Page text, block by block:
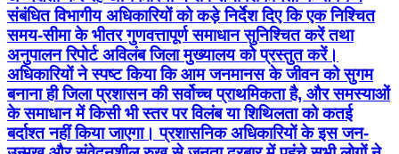
संबंधित विभागीय अधिकारियों को कड़े निर्देश दिए कि एक निश्चित
समय-सीमा के भीतर गुणवत्तापूर्ण समाधान सुनिश्चित करें तथा
अनुपालन रिपोर्ट अविलंब जिला मुख्यालय को प्रस्तुत करें।
अधिकारियों ने स्पष्ट किया कि आम जनमानस के जीवन को सुगम
बनाना ही जिला प्रशासन की सर्वोच्च प्राथमिकता है, और समस्याओं
के समाधान में किसी भी स्तर पर विलंब या शिथिलता को कतई
बर्दाश्त नहीं किया जाएगा। प्रशासनिक अधिकारियों के इस जन-